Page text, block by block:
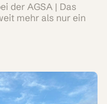
der AGSA | Das
mehr als nur ein